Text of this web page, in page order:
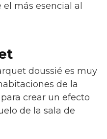
el más esencial al
doussié es muy
de la
crear un efecto
de la sala de